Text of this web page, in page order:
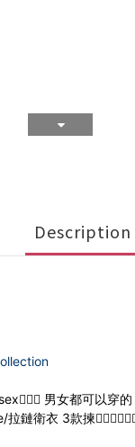
Description
男女都可以穿的
鏈衛衣 3款揀